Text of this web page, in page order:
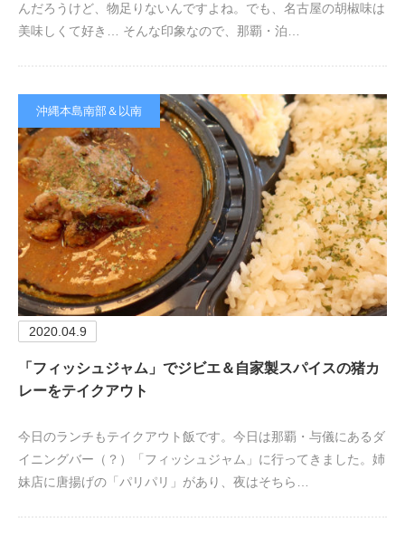
んだろうけど、物足りないんですよね。でも、名古屋の胡椒味は
美味しくて好き… そんな印象なので、那覇・泊…
沖縄本島南部＆以南
2020.04.9
「フィッシュジャム」でジビエ＆自家製スパイスの猪カ
レーをテイクアウト
今日のランチもテイクアウト飯です。今日は那覇・与儀にあるダ
イニングバー（？）「フィッシュジャム」に行ってきました。姉
妹店に唐揚げの「パリパリ」があり、夜はそちら…